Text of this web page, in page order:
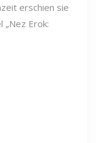
erschien sie
„Nez Erok: